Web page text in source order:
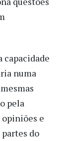
capacidade
numa
pela
e
do